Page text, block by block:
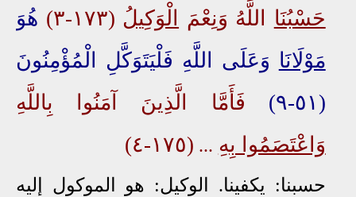
حَسْبُنَا اللَّهُ وَنِعْمَ الْوَكِيلُ (١٧٣-٣)
هُوَ
مَوْلَانَا وَعَلَى اللَّهِ فَلْيَتَوَكَّلِ الْمُؤْمِنُونَ
(٥١-٩)
فَأَمَّا الَّذِينَ آمَنُوا بِاللَّهِ
وَاعْتَصَمُوا بِهِ ... (١٧٥-٤)
حسبنا: يكفينا. الوكيل: هو الموكول إليه